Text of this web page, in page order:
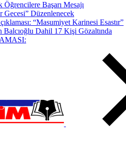
Başarı Mesajı
Gecesi” Düzenlenecek
“Masumiyet Karinesi Esastır”
Balcıoğlu Dahil 17 Kişi Gözaltında